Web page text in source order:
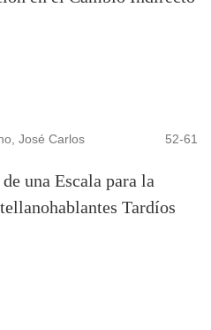
José Carlos
52-61
una Escala para la
Tardíos